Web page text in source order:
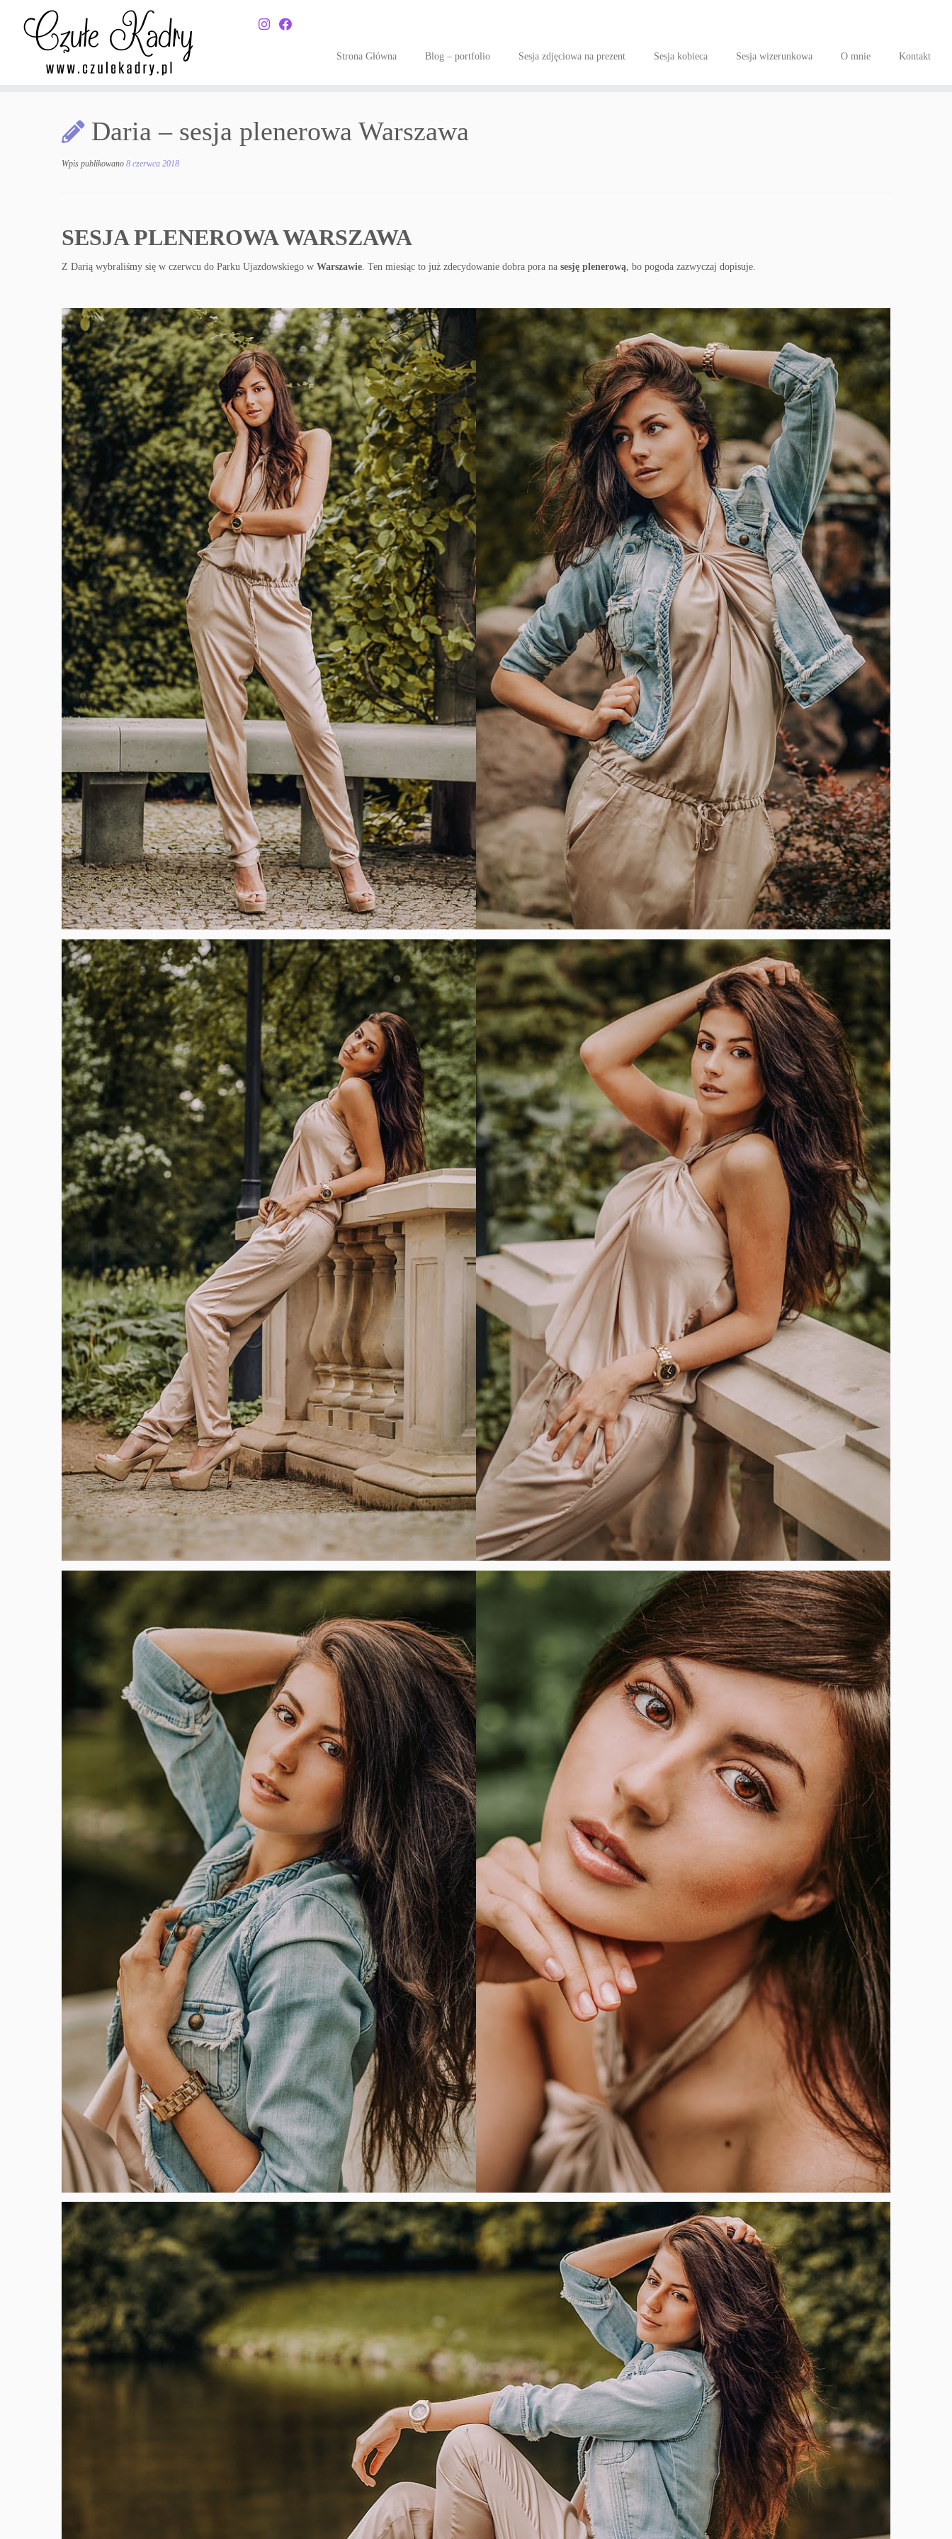
Strona Główna Blog – portfolio Sesja zdjęciowa na prezent Sesja kobieca Sesja wizerunkowa O mnie Kontakt
Daria – sesja plenerowa Warszawa
Wpis publikowano 8 czerwca 2018
SESJA PLENEROWA WARSZAWA
Z Darią wybraliśmy się w czerwcu do Parku Ujazdowskiego w Warszawie. Ten miesiąc to już zdecydowanie dobra pora na sesję plenerową, bo pogoda zazwyczaj dopisuje.